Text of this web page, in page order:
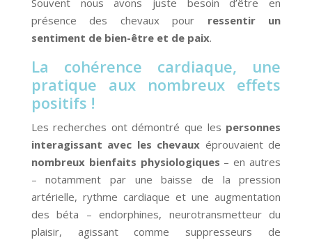
présence des chevaux pour ressentir un
sentiment de bien-être et de paix.
La cohérence cardiaque, une
pratique aux nombreux effets
positifs !
Les recherches ont démontré que les personnes
interagissant avec les chevaux éprouvaient de
nombreux bienfaits physiologiques – en autres
– notamment par une baisse de la pression
artérielle, rythme cardiaque et une augmentation
des béta – endorphines, neurotransmetteur du
plaisir, agissant comme suppresseurs de